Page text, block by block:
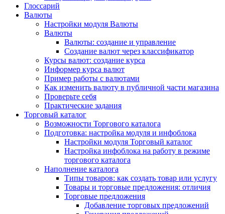
Глоссарий
Валюты
Настройки модуля Валюты
Валюты
Валюты: создание и управление
Создание валют через классификатор
Курсы валют: создание курса
Информер курса валют
Пример работы с валютами
Как изменить валюту в публичной части магазина
Проверьте себя
Практические задания
Торговый каталог
Возможности Торгового каталога
Подготовка: настройка модуля и инфоблока
Настройки модуля Торговый каталог
Настройка инфоблока на работу в режиме
торгового каталога
Наполнение каталога
Типы товаров: как создать товар или услугу
Товары и торговые предложения: отличия
Торговые предложения
Добавление торговых предложений